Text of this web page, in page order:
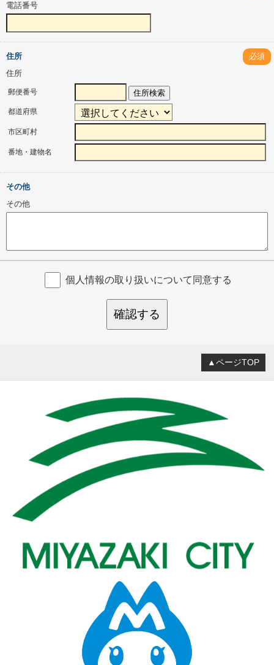
電話番号
住所
必須
住所
郵便番号 住所検索
都道府県
市区町村
番地・建物名
その他
その他
個人情報の取り扱いについて同意する
確認する
▲ページTOP